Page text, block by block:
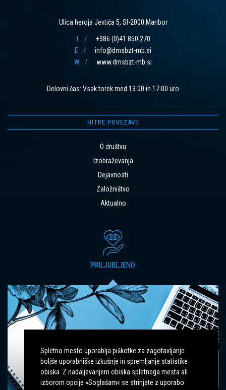
Spletno mesto uporablja piškotke za zagotavljanje
boljše uporabniške izkušnje in spremljanje statistike
obiska. Z nadaljevanjem obiska spletnega mesta ali
izborom opcije »Soglašam« se strinjate z uporabo
Ulica heroja Jevtiča 5, SI-2000 Maribor
T
+386 (0)41 850 270
E
info@dmsbzt-mb.si
W
www.dmsbzt-mb.si
Delovni čas: Vsak torek med 13.00 in 17.00 uro
HITRE POVEZAVE
O društvu
Izobraževanja
Dejavnosti
Založništvo
Aktualno
PRILJUBLJENO
UČNA DELAVNICA “METODA